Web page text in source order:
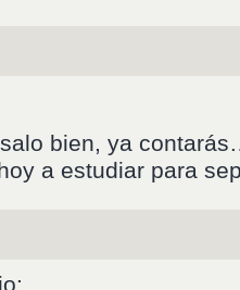
bien, ya
a estudiar para